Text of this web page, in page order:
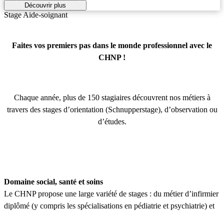
Découvrir plus
Stage Aide-soignant
Faites vos premiers pas dans le monde professionnel avec le
CHNP !
Chaque année, plus de 150 stagiaires découvrent nos métiers à
travers des stages d’orientation (Schnupperstage), d’observation ou
d’études.
Domaine social, santé et soins
Le CHNP propose une large variété de stages : du métier d’infirmier
diplômé (y compris les spécialisations en pédiatrie et psychiatrie) et